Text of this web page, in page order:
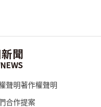
聲明著作權聲明
合作提案